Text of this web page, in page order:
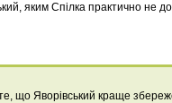
яким Спілка практично не
що Яворівський краще